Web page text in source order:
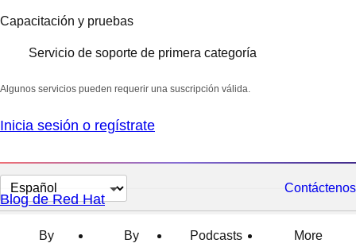
Capacitación y pruebas
Servicio de soporte de primera categoría
Algunos servicios pueden requerir una suscripción válida.
Inicia sesión o regístrate
Cambiar
el
idioma
Contáctenos
Blog de Red Hat
By
By
Podcasts
More